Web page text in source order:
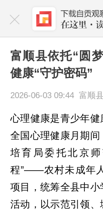
富顺县依托“圆
健康“守护密码”
2026-06-03 09:44 富顺
心理健康是青少年
全国心理健康月期
培育局委托北京
程”——农村未成年
项目，统筹全县中
活动，以示范引领